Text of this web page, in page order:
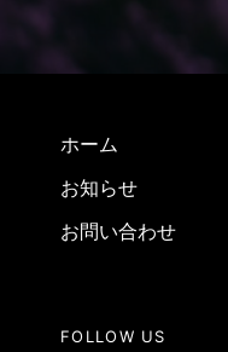
ホーム
お知らせ
お問い合わせ
FOLLOW US